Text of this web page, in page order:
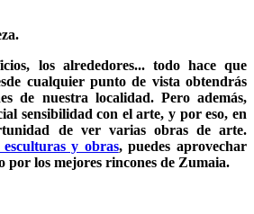
los alrededores... todo hace que
cualquier punto de vista obtendrás
de nuestra localidad. Pero además,
sensibilidad con el arte, y por eso, en
de ver varias obras de arte.
esculturas y obras, puedes aprovechar
los mejores rincones de Zumaia.